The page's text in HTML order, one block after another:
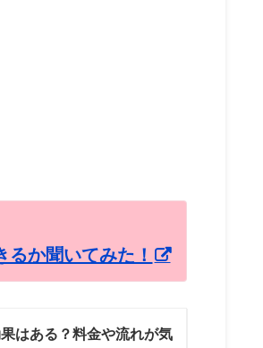
か聞いてみた！
はある？料金や流れが気